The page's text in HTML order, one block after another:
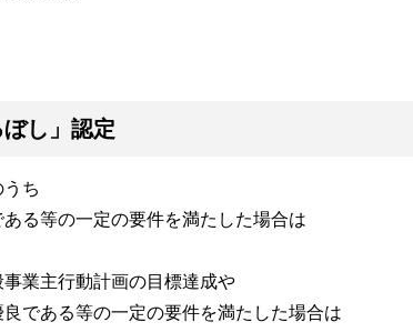
し」認定
ち
る等の一定の要件を満たした場合は
業主行動計画の目標達成や
である等の一定の要件を満たした場合は